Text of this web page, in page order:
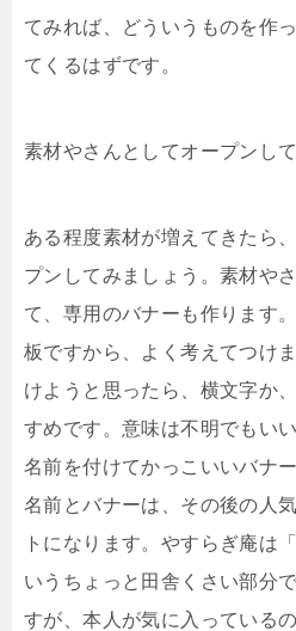
てみれば、どういうものを作
てくるはずです。
素材やさんとしてオープンし
ある程度素材が増えてきたら
プンしてみましょう。素材や
て、専用のバナーも作ります
板ですから、よく考えてつけ
けようと思ったら、横文字か
すめです。意味は不明でもい
名前を付けてかっこいいバナ
名前とバナーは、その後の人
トになります。やすらぎ庵は
いうちょっと田舎くさい部分
すが、本人が気に入っている